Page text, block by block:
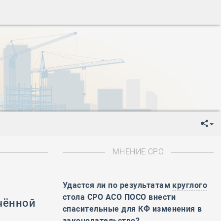
День Государственного флага Российской Федерации
-День знаний
День сотрудника органов внутренних дел РФ
День полного освобождения Ленинграда от фашистской
Весны и Труда
Победы!
День Государственного флага Российской Федерации
День полного освобождения Ленинграда от фашистской
Весны и Труда
Победы!
МНЕНИЕ СРО
Удастся ли по результатам круглого
стола СРО АСО ПОСО внести
спасительные для КФ изменения в